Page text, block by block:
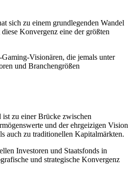
sich zu einem grundlegenden Wandel
Konvergenz eine der größten
Visionären, die jemals unter
und Branchengrößen
zu einer Brücke zwischen
und der ehrgeizigen Vision
auch zu traditionellen Kapitalmärkten.
Investoren und Staatsfonds in
und strategische Konvergenz